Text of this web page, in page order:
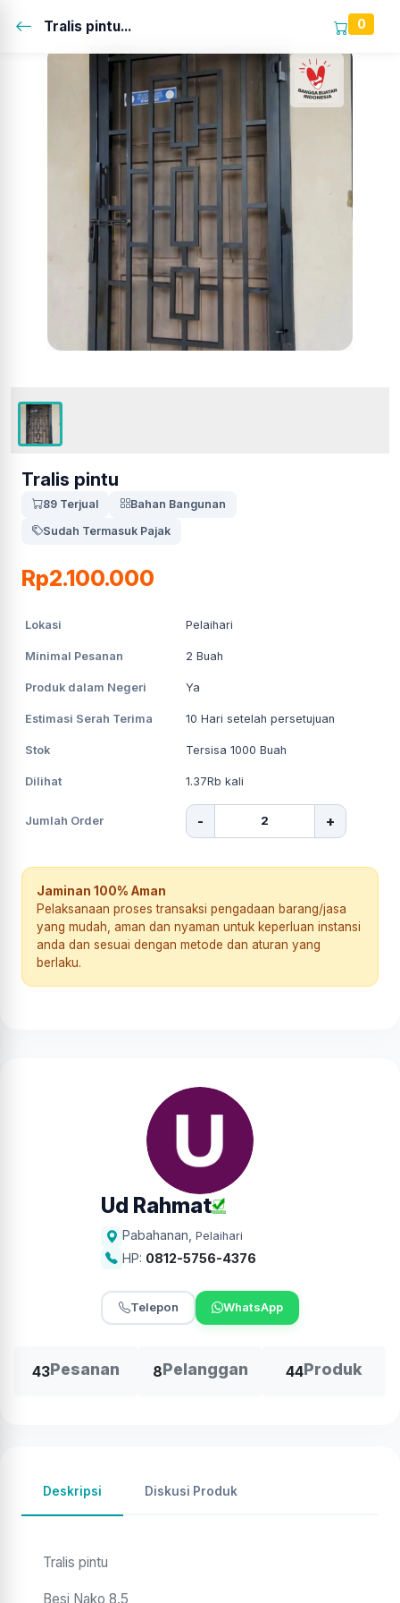
Tralis pintu... 0
Tralis pintu
89 Terjual
Bahan Bangunan
Sudah Termasuk Pajak
Rp2.100.000
Lokasi Pelaihari
Minimal Pesanan 2 Buah
Produk dalam Negeri Ya
Estimasi Serah Terima 10 Hari setelah persetujuan
Stok Tersisa 1000 Buah
Dilihat 1.37Rb kali
Jumlah Order - +
Jaminan 100% Aman
Pelaksanaan proses transaksi pengadaan barang/jasa
yang mudah, aman dan nyaman untuk keperluan instansi
anda dan sesuai dengan metode dan aturan yang
berlaku.
Ud Rahmat
Pabahanan Pelaihari
HP: 0812-5756-4376
Telepon WhatsApp
43Pesanan 8Pelanggan 44Produk
Deskripsi Diskusi Produk
Tralis pintu
Besi Nako 8.5